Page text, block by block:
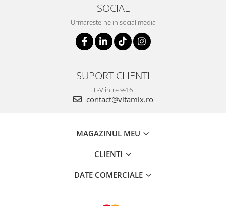
SOCIAL
Urmareste-ne in social media
SUPORT CLIENTI
L-V intre 9-16
contact@vitamix.ro
MAGAZINUL MEU
CLIENTI
DATE COMERCIALE